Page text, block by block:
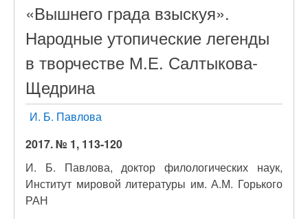
«Вышнего града взыскуя».
Народные утопические легенды
в творчестве М.Е. Салтыкова-
Щедрина
И. Б. Павлова
2017. № 1, 113-120
И. Б. Павлова, доктор филологических наук,
Институт мировой литературы им. А.М. Горького
РАН